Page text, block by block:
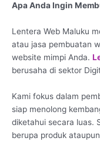
Apa Anda Ingin
Lentera Web Maluku
atau jasa pembuatan
website mimpi Anda.
berusaha di sektor
Kami fokus dalam
siap menolong
diketahui secara luas.
berupa produk